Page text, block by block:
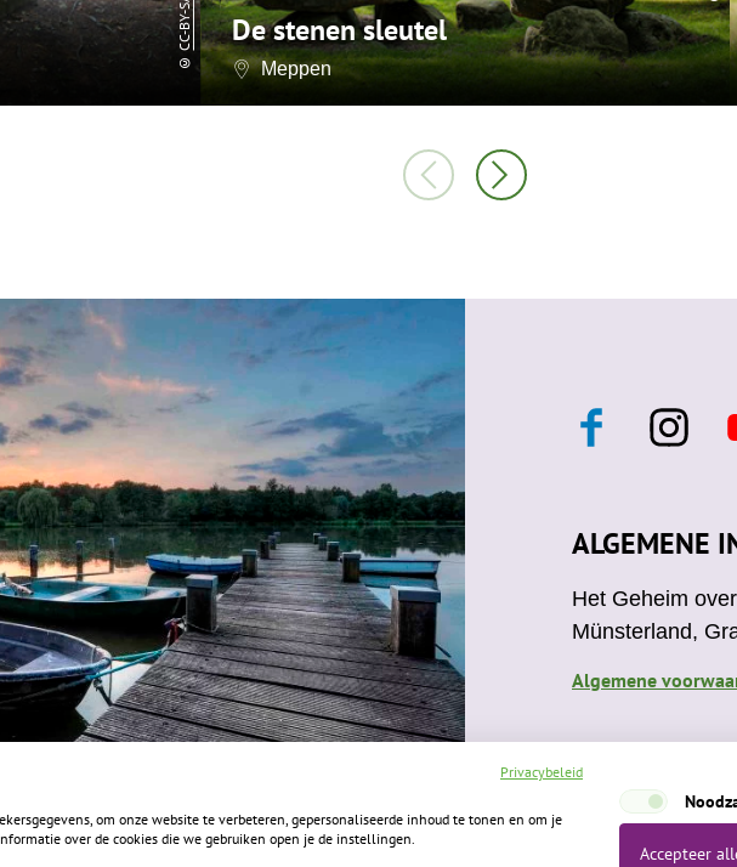
©
CC-BY-SA De stenen sleutel
Meppen
F
b
o
k
I
n
a
r
a
e
ALGEMENE
Het Geheim
Münsterland,
Algemene
Privacybeleid
om onze website te verbeteren, gepersonaliseerde inhoud te tonen en om je
over de cookies die we gebruiken open je de instellingen.
Accepteer